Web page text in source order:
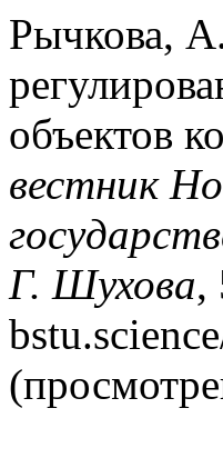
Рычкова,
объектов
вестник
Г. Шухова,